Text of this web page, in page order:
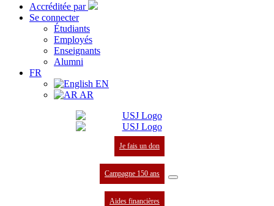
Accréditée par
Se connecter
Étudiants
Employés
Enseignants
Alumni
FR
EN
AR
Je fais un don
Campagne 150 ans
Aides financières